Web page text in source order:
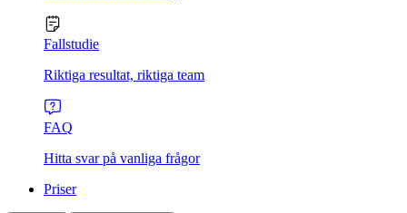
Fallstudie
Riktiga resultat, riktiga team
FAQ
Hitta svar på vanliga frågor
Priser